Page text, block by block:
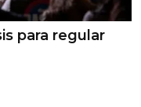
para regular